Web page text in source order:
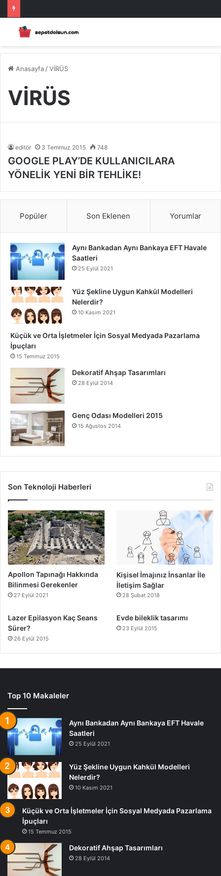
Anasayfa /VİRÜS
VİRÜS
editör 3 Temmuz 2015 748
GOOGLE PLAY’DE KULLANICILARA
YÖNELİK YENİ BİR TEHLİKE!
Popüler Son Eklenen Yorumlar
Aynı Bankadan Aynı Bankaya EFT Havale
Saatleri
25 Eylül 2021
Yüz Şekline Uygun Kahkül Modelleri
Nelerdir?
10 Kasım 2021
Küçük ve Orta İşletmeler İçin Sosyal Medyada Pazarlama
İpuçları
15 Temmuz 2015
Dekoratif Ahşap Tasarımları
28 Eylül 2014
Genç Odası Modelleri 2015
15 Ağustos 2014
Son Teknoloji Haberleri
Apollon Tapınağı Hakkında
Bilinmesi Gerekenler
27 Eylül 2021
Kişisel İmajınız İnsanlar İle
İletişim Sağlar
28 Şubat 2018
Lazer Epilasyon Kaç Seans
Sürer?
26 Eylül 2015
Evde bileklik tasarımı
23 Eylül 2015
Top 10 Makaleler
Aynı Bankadan Aynı Bankaya EFT Havale
Saatleri
25 Eylül 2021
Yüz Şekline Uygun Kahkül Modelleri
Nelerdir?
10 Kasım 2021
Küçük ve Orta İşletmeler İçin Sosyal Medyada Pazarlama
İpuçları
15 Temmuz 2015
Dekoratif Ahşap Tasarımları
28 Eylül 2014